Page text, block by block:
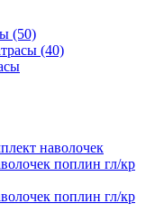
(50)
(40)
наволочек
поплин гл/кр
поплин гл/кр